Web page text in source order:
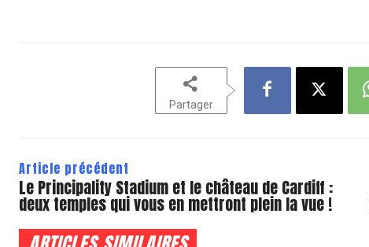
Partager
Article précédent
Le Principality Stadium et le château de Cardiff :
deux temples qui vous en mettront plein la vue !